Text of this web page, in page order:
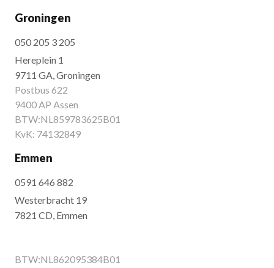
Groningen
050 205 3 205
Hereplein 1
9711 GA, Groningen
Postbus 622
9400 AP Assen
BTW:NL859783625B01
KvK: 74132849
Emmen
0591 646 882
Westerbracht 19
7821 CD, Emmen
BTW:NL862095384B01